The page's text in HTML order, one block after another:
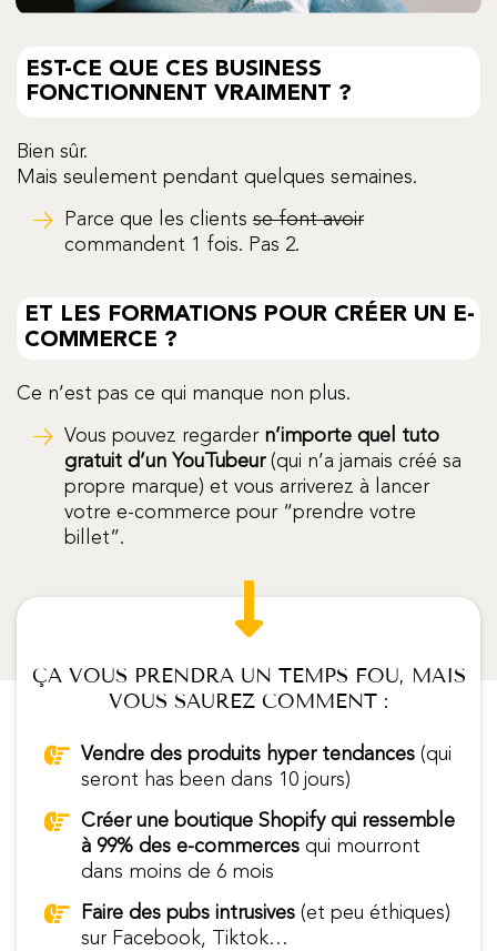
EST-CE QUE CES BUSINESS
FONCTIONNENT VRAIMENT ?
Bien sûr.
Mais seulement pendant quelques semaines.
Parce que les clients se font avoir
commandent 1 fois. Pas 2.
ET LES FORMATIONS POUR CRÉER UN E-
COMMERCE ?
Ce n’est pas ce qui manque non plus.
Vous pouvez regarder n’importe quel tuto
gratuit d’un YouTubeur (qui n’a jamais créé sa
propre marque) et vous arriverez à lancer
votre e-commerce pour “prendre votre
billet”.
ÇA VOUS PRENDRA UN TEMPS FOU, MAIS
VOUS SAUREZ COMMENT :
Vendre des produits hyper tendances (qui
seront has been dans 10 jours)
Créer une boutique Shopify qui ressemble
à 99% des e-commerces qui mourront
dans moins de 6 mois
Faire des pubs intrusives (et peu éthiques)
sur Facebook, Tiktok…